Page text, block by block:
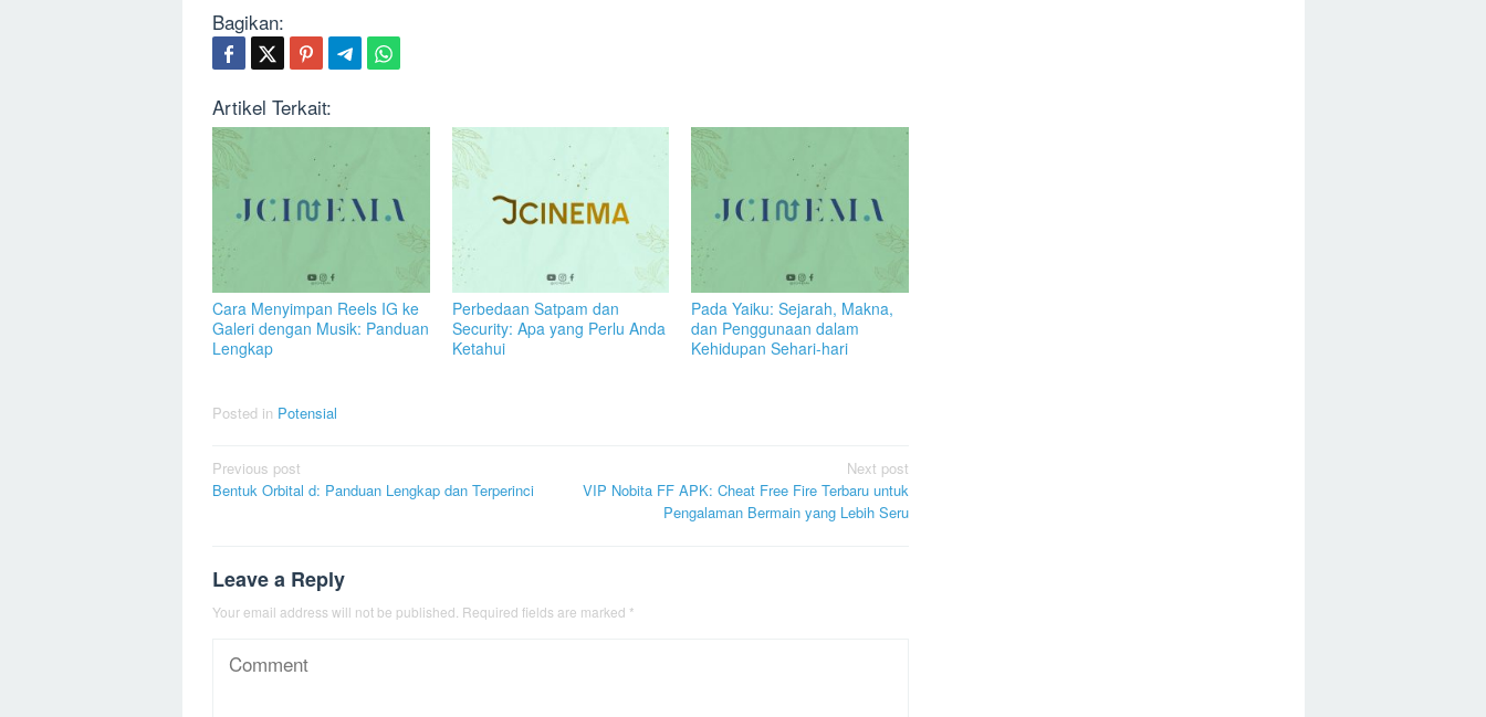
Bagikan:
Artikel Terkait:
Cara Menyimpan Reels IG ke
Galeri dengan Musik: Panduan
Lengkap
Perbedaan Satpam dan
Security: Apa yang Perlu Anda
Ketahui
Pada Yaiku: Sejarah, Makna,
dan Penggunaan dalam
Kehidupan Sehari-hari
Posted in Potensial
Post
navigation
Previous post
Bentuk Orbital d: Panduan Lengkap dan Terperinci
Next post
VIP Nobita FF APK: Cheat Free Fire Terbaru untuk
Pengalaman Bermain yang Lebih Seru
Leave a Reply
Your email address will not be published. Required fields are marked *